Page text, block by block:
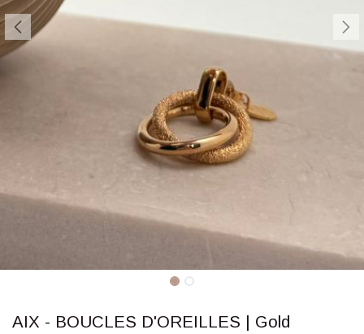
AIX - BOUCLES D'OREILLES | Gold